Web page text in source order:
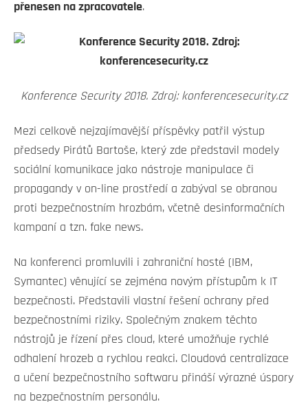
přenesen na zpracovatele.
Konference Security 2018. Zdroj: konferencesecurity.cz
Mezi celkově nejzajímavější příspěvky patřil výstup
předsedy Pirátů Bartoše, který zde představil modely
sociální komunikace jako nástroje manipulace či
propagandy v on-line prostředí a zabýval se obranou
proti bezpečnostním hrozbám, včetně desinformačních
kampaní a tzn. fake news.
Na konferenci promluvili i zahraniční hosté (IBM,
Symantec) věnující se zejména novým přístupům k IT
bezpečnosti. Představili vlastní řešení ochrany před
bezpečnostními riziky. Společným znakem těchto
nástrojů je řízení přes cloud, které umožňuje rychlé
odhalení hrozeb a rychlou reakci. Cloudová centralizace
a učení bezpečnostního softwaru přináší výrazné úspory
na bezpečnostním personálu.